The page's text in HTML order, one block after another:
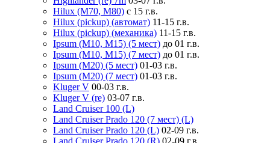
Hilux (M70, M80) с 15 г.в.
Hilux (pickup) (автомат) 11-15 г.в.
Hilux (pickup) (механика) 11-15 г.в.
Ipsum (M10, M15) (5 мест) до 01 г.в.
Ipsum (M10, M15) (7 мест) до 01 г.в.
Ipsum (M20) (5 мест) 01-03 г.в.
Ipsum (M20) (7 мест) 01-03 г.в.
Kluger V 00-03 г.в.
Kluger V (re) 03-07 г.в.
Land Cruiser 100 (L)
Land Cruiser Prado 120 (7 мест) (L)
Land Cruiser Prado 120 (L) 02-09 г.в.
Land Cruiser Prado 120 (R) 02-09 г.в.